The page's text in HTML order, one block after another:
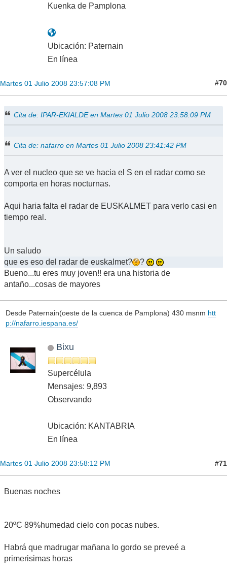
Kuenka de Pamplona
Ubicación: Paternain
En línea
Martes 01 Julio 2008 23:57:08 PM #70
Cita de: IPAR-EKIALDE en Martes 01 Julio 2008 23:58:09 PM
Cita de: nafarro en Martes 01 Julio 2008 23:41:42 PM
A ver el nucleo que se ve hacia el S en el radar como se
comporta en horas nocturnas.
Aqui haria falta el radar de EUSKALMET para verlo casi en
tiempo real.
Un saludo
que es eso del radar de euskalmet?
?
Bueno...tu eres muy joven!! era una historia de
antaño...cosas de mayores
Desde Paternain(oeste de la cuenca de Pamplona) 430 msnm htt
p://nafarro.iespana.es/
Bixu
Supercélula
Mensajes: 9,893
Observando
Ubicación: KANTABRIA
En línea
Martes 01 Julio 2008 23:58:12 PM #71
Buenas noches
20ºC 89%humedad cielo con pocas nubes.
Habrá que madrugar mañana lo gordo se preveé a
primerisimas horas